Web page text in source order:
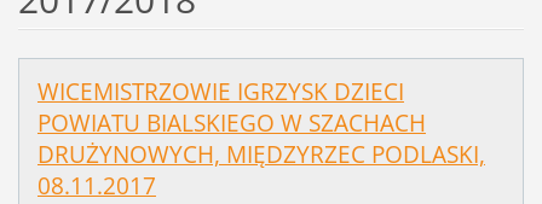
WICEMISTRZOWIE IGRZYSK DZIECI
POWIATU BIALSKIEGO W SZACHACH
DRUŻYNOWYCH, MIĘDZYRZEC PODLASKI,
08.11.2017